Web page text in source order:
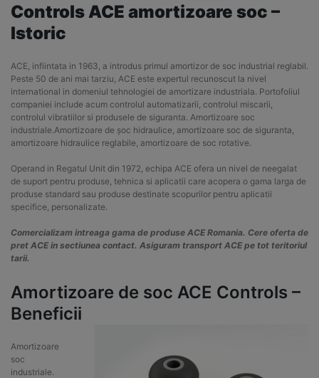
Controls ACE amortizoare soc –
Istoric
ACE, infiintata in 1963, a introdus primul amortizor de soc industrial reglabil.
Peste 50 de ani mai tarziu, ACE este expertul recunoscut la nivel
international in domeniul tehnologiei de amortizare industriala. Portofoliul
companiei include acum controlul automatizarii, controlul miscarii,
controlul vibratiilor si produsele de siguranta. Amortizoare soc
industriale.Amortizoare de șoc hidraulice, amortizoare soc de siguranta,
amortizoare hidraulice reglabile, amortizoare de soc rotative.
Operand in Regatul Unit din 1972, echipa ACE ofera un nivel de neegalat
de suport pentru produse, tehnica si aplicatii care acopera o gama larga de
produse standard sau produse destinate scopurilor pentru aplicatii
specifice, personalizate.
Comercializam intreaga gama de produse ACE Romania. Cere oferta de
pret ACE in sectiunea contact. Asiguram transport ACE pe tot teritoriul
tarii.
Amortizoare de soc ACE Controls –
Beneficii
Amortizoare
soc
industriale.